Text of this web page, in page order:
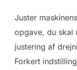
Juster
opgave, du skal
justering af
Forkert